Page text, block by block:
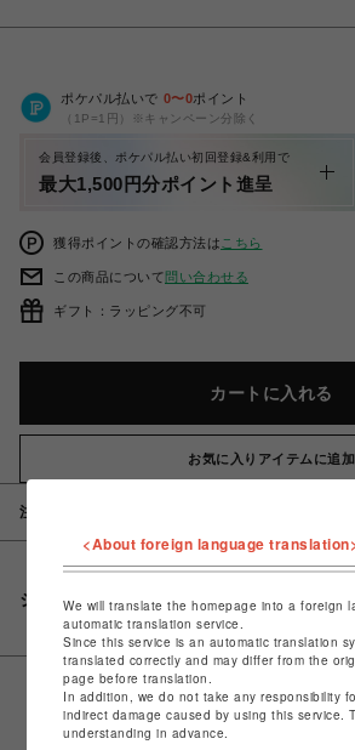
ポケパル払いで 0〜0ポイント
（1P=1円）※キャンペーン分除く
会員登録後、ポケパル払い初回登録&利用で
最大1,500円分ポイント進呈
獲得ポイントの確認方法は こちら
この商品について問い合わせる
ギフト：ラッピング不可
カートに入れる
お気に入りアイテムに追加
注意事項
シェアする
<About foreign language
We will translate the homepage into a foreign
automatic translation service.
Since this service is an automatic translation
translated correctly and may differ from the
page before translation.
In addition, we do not take any responsibility
indirect damage caused by using this service.
understanding in advance.